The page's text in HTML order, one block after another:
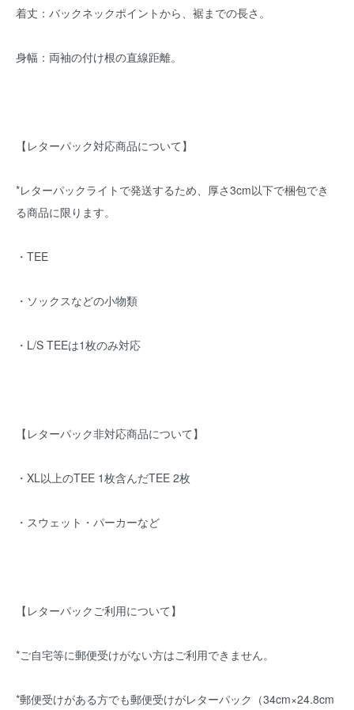
着丈：バックネックポイントから、裾までの長さ。
身幅：両袖の付け根の直線距離。
【レターパック対応商品について】
*レターパックライトで発送するため、厚さ3cm以下で梱包でき
る商品に限ります。
・TEE
・ソックスなどの小物類
・L/S TEEは1枚のみ対応
【レターパック非対応商品について】
・XL以上のTEE 1枚含んだTEE 2枚
・スウェット・パーカーなど
【レターパックご利用について】
*ご自宅等に郵便受けがない方はご利用できません。
*郵便受けがある方でも郵便受けがレターパック（34cm×24.8cm